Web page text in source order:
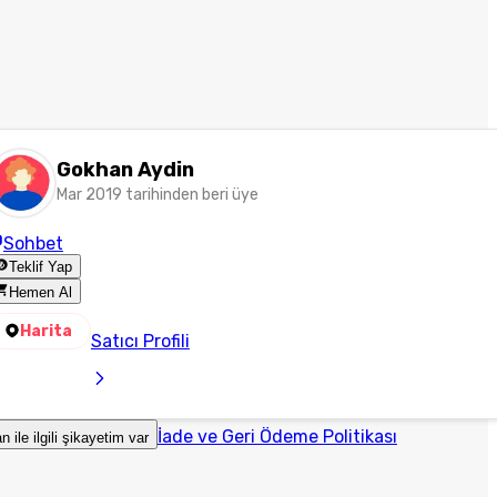
Gokhan Aydin
Mar 2019 tarihinden beri üye
Sohbet
Teklif Yap
Hemen Al
Harita Satıcı Profili
ile ilgili şikayetim var İade ve Geri Ödeme Politikası